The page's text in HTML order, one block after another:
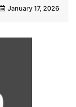
January 17, 2026